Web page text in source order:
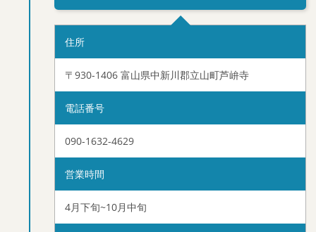
住所
〒930-1406 富山県中新川郡立山町芦峅寺
電話番号
090-1632-4629
営業時間
4月下旬~10月中旬